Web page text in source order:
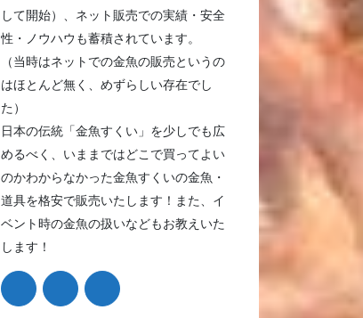
して開始）、ネット販売での実績・安全
性・ノウハウも蓄積されています。
（当時はネットでの金魚の販売というの
はほとんど無く、めずらしい存在でし
た）
日本の伝統「金魚すくい」を少しでも広
めるべく、いままではどこで買ってよい
のかわからなかった金魚すくいの金魚・
道具を格安で販売いたします！また、イ
ベント時の金魚の扱いなどもお教えいた
します！